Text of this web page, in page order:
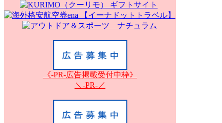
《-PR-広告掲載受付中枠》
＼-PR-／